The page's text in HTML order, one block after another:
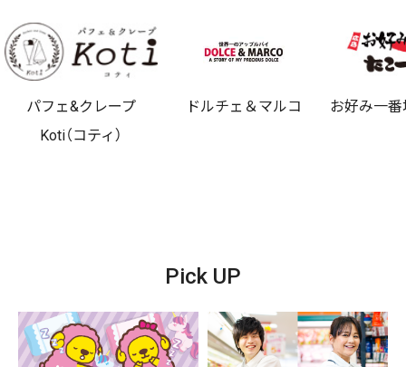
パフェ&クレープ
Koti（コティ）
ドルチェ＆マルコ お好み一番
Pick UP